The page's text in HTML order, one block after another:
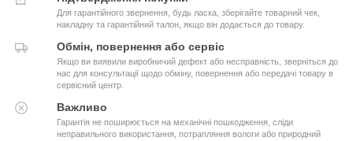
Для гарантійного звернення, будь ласка, зберігайте товарний чек,
накладну та гарантійний талон, якщо він додається до товару.
Обмін, повернення або сервіс
Якщо ви виявили виробничий дефект або несправність, зверніться до
нас для консультації щодо обміну, повернення або передачі товару в
сервісний центр.
Важливо
Гарантія не поширюється на механічні пошкодження, сліди
неправильного використання, потрапляння вологи або природний